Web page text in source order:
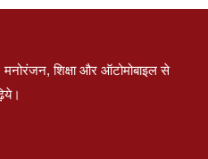
शिक्षा और ऑटोमोबाइल से